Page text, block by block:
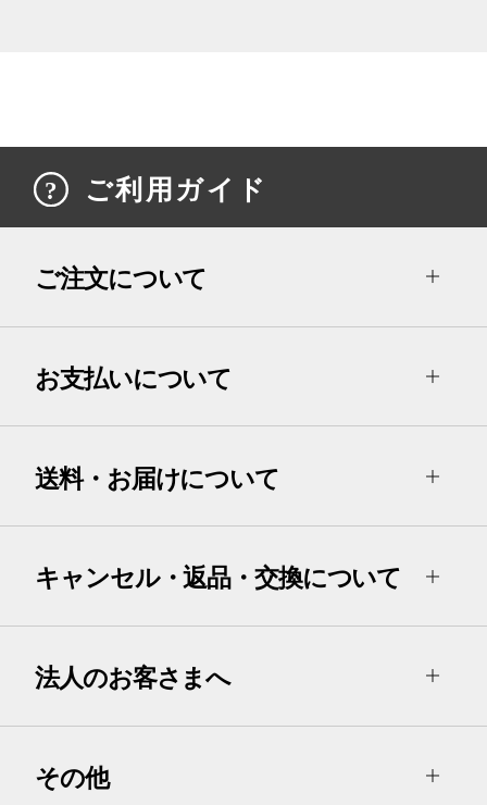
ご利用ガイド
ご注文について
お支払いについて
送料・お届けについて
キャンセル・返品・交換について
法人のお客さまへ
その他